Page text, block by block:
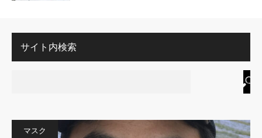
サイト内検索
マスク